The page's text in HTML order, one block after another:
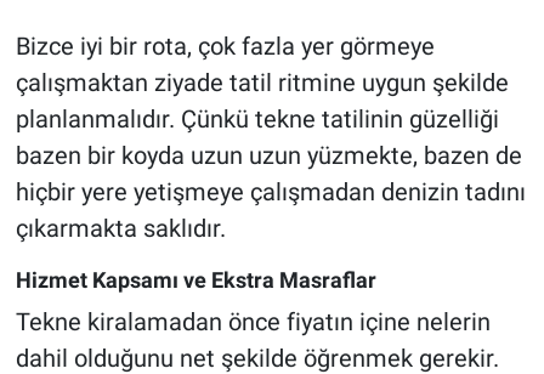
Bizce iyi bir rota, çok fazla yer görmeye
çalışmaktan ziyade tatil ritmine uygun şekilde
planlanmalıdır. Çünkü tekne tatilinin güzelliği
bazen bir koyda uzun uzun yüzmekte, bazen de
hiçbir yere yetişmeye çalışmadan denizin tadını
çıkarmakta saklıdır.
Hizmet Kapsamı ve Ekstra Masraflar
Tekne kiralamadan önce fiyatın içine nelerin
dahil olduğunu net şekilde öğrenmek gerekir.